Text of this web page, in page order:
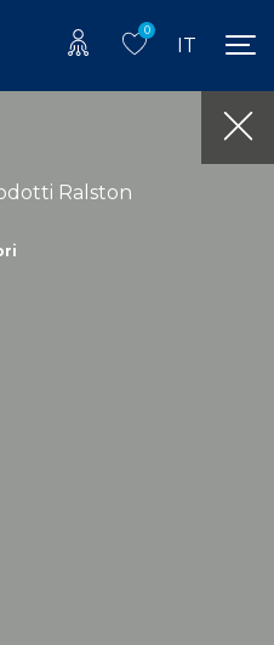
0
IT
Ralston